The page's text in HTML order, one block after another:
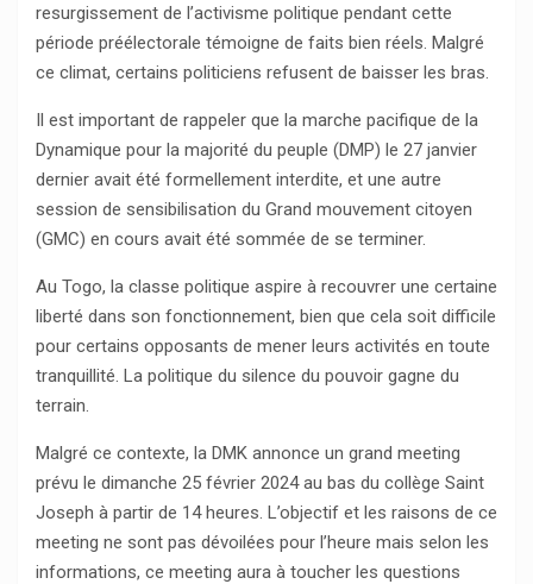
resurgissement de l’activisme politique pendant cette
période préélectorale témoigne de faits bien réels. Malgré
ce climat, certains politiciens refusent de baisser les bras.
Il est important de rappeler que la marche pacifique de la
Dynamique pour la majorité du peuple (DMP) le 27 janvier
dernier avait été formellement interdite, et une autre
session de sensibilisation du Grand mouvement citoyen
(GMC) en cours avait été sommée de se terminer.
Au Togo, la classe politique aspire à recouvrer une certaine
liberté dans son fonctionnement, bien que cela soit difficile
pour certains opposants de mener leurs activités en toute
tranquillité. La politique du silence du pouvoir gagne du
terrain.
Malgré ce contexte, la DMK annonce un grand meeting
prévu le dimanche 25 février 2024 au bas du collège Saint
Joseph à partir de 14 heures. L’objectif et les raisons de ce
meeting ne sont pas dévoilées pour l’heure mais selon les
informations, ce meeting aura à toucher les questions